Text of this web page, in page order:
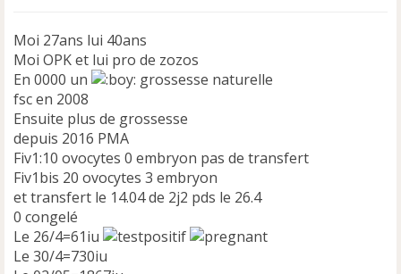
n
o
n
l
u
Moi 27ans lui 40ans
Moi OPK et lui pro de zozos
En 0000 un
grossesse naturelle
fsc en 2008
Ensuite plus de grossesse
depuis 2016 PMA
Fiv1:10 ovocytes 0 embryon pas de transfert
Fiv1bis 20 ovocytes 3 embryon
et transfert le 14.04 de 2j2 pds le 26.4
0 congelé
Le 26/4=61iu
Le 30/4=730iu